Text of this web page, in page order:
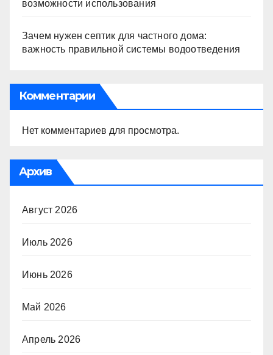
возможности использования
Зачем нужен септик для частного дома:
важность правильной системы водоотведения
Комментарии
Нет комментариев для просмотра.
Архив
Август 2026
Июль 2026
Июнь 2026
Май 2026
Апрель 2026